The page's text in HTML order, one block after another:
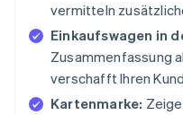
vermitteln
Einkaufswagen in
Zusammenfassung
verschafft Ihren
Kartenmarke: